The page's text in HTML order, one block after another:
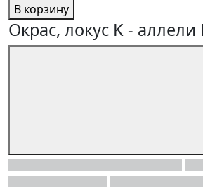
В корзину
Окрас, локус K -